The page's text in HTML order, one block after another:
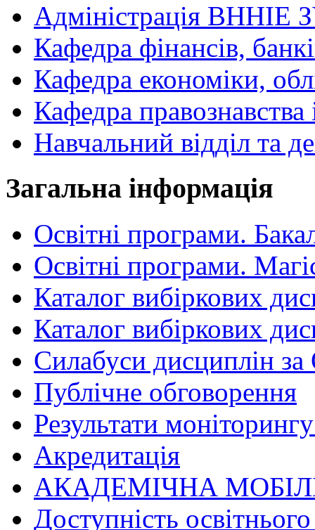
Адміністрація ВННІЕ
Кафедра фінансів,
Кафедра економіки,
Кафедра
Навчальний відділ та
Загальна інформація
Освітні програми.
Освітні програми.
Каталог вибіркових
Каталог вибіркових
Силабуси дисциплін
Публічне обговорення
Результати
Акредитація
АКАДЕМІЧНА
Доступність